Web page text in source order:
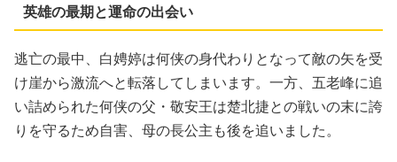
英雄の最期と運命の出会い
逃亡の最中、白娉婷は何侠の身代わりとなって敵の矢を受
け崖から激流へと転落してしまいます。一方、五老峰に追
い詰められた何侠の父・敬安王は楚北捷との戦いの末に誇
りを守るため自害、母の長公主も後を追いました。